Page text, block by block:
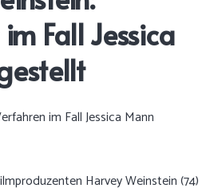
Fall Jessica
Harvey Weinstein (74)